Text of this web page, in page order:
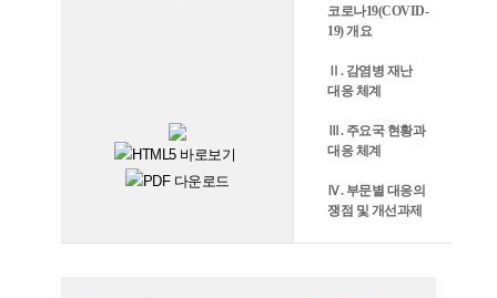
코로나19(COVID-
19) 개요
Ⅱ. 감염병 재난
대응 체계
Ⅲ. 주요국 현황과
대응 체계
Ⅳ. 부문별 대응의
쟁점 및 개선과제